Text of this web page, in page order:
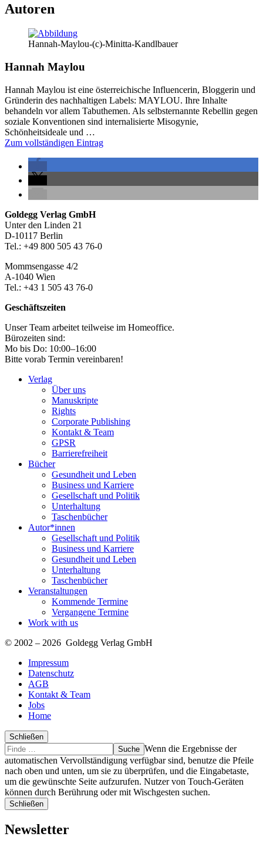
Autoren
Hannah-Maylou-(c)-Minitta-Kandlbauer
Hannah Maylou
Hannah Maylou ist eine österreichische Influencerin, Bloggerin und
Gründerin des nachhaltigen Labels: MAYLOU. Ihre Inhalte
behandeln vor allem Tabuthemen. Als selbsternannte Rebellin gegen
soziale Konventionen sind internalisierte Misogynie,
Schönheitsideale und …
Zum vollständigen Eintrag
Seitenleiste
Footer-
Section
Goldegg Verlag GmbH
Unter den Linden 21
D-10117 Berlin
Tel.: +49 800 505 43 76-0
Mommsengasse 4/2
A-1040 Wien
Tel.: +43 1 505 43 76-0
Geschäftszeiten
Unser Team arbeitet teilweise im Homeoffice.
Bürozeiten sind:
Mo bis Do: 10:00–16:00
Bitte vorab Termin vereinbaren!
Verlag
Über uns
Manuskripte
Rights
Corporate Publishing
Kontakt & Team
GPSR
Barrierefreiheit
Bücher
Gesundheit und Leben
Business und Karriere
Gesellschaft und Politik
Unterhaltung
Taschenbücher
Autor*innen
Gesellschaft und Politik
Business und Karriere
Gesundheit und Leben
Unterhaltung
Taschenbücher
Veranstaltungen
Kommende Termine
Vergangene Termine
Work with us
© 2002 – 2026 Goldegg Verlag GmbH
Impressum
Datenschutz
AGB
Kontakt & Team
Jobs
Home
Schließen
Suche
Finde
…
Wenn die Ergebnisse der
automatischen Vervollständigung verfügbar sind, benutze die Pfeile
nach oben und unten, um sie zu überprüfen, und die Eingabetaste,
um die gewünschte Seite aufzurufen. Nutzer von Touch-Geräten
können durch Berührung oder mit Wischgesten suchen.
Schließen
Newsletter